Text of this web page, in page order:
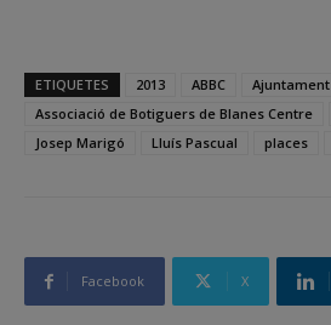
ETIQUETES 2013 ABBC Ajuntament
Associació de Botiguers de Blanes Centre
Josep Marigó
Lluís Pascual places
Facebook X